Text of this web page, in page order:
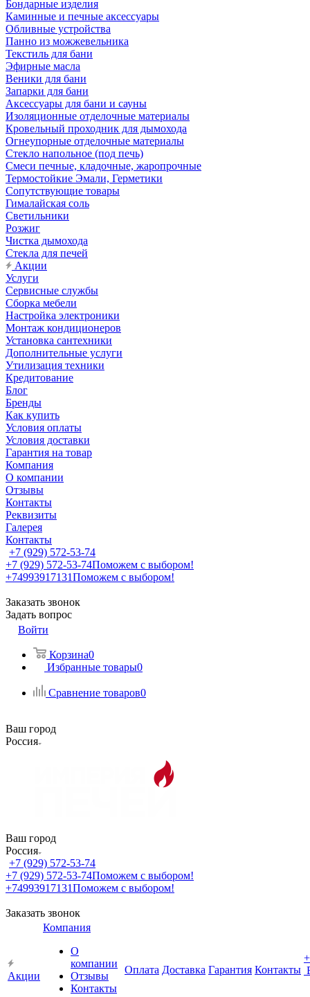
Бондарные изделия
Каминные и печные аксессуары
Обливные устройства
Панно из можжевельника
Текстиль для бани
Эфирные масла
Веники для бани
Запарки для бани
Аксессуары для бани и сауны
Изоляционные отделочные материалы
Кровельный проходник для дымохода
Огнеупорные отделочные материалы
Стекло напольное (под печь)
Смеси печные, кладочные, жаропрочные
Термостойкие Эмали, Герметики
Сопутствующие товары
Гималайская соль
Светильники
Розжиг
Чистка дымохода
Стекла для печей
Акции
Услуги
Сервисные службы
Сборка мебели
Настройка электроники
Монтаж кондиционеров
Установка сантехники
Дополнительные услуги
Утилизация техники
Кредитование
Блог
Бренды
Как купить
Условия оплаты
Условия доставки
Гарантия на товар
Компания
О компании
Отзывы
Контакты
Реквизиты
Галерея
Контакты
+7 (929) 572-53-74
+7 (929) 572-53-74Поможем с выбором!
+74993917131Поможем с выбором!
Заказать звонок
Задать вопрос
Войти
Корзина0
Избранные товары0
Сравнение товаров0
Ваш город
Россия
Ваш город
Россия
+7 (929) 572-53-74
+7 (929) 572-53-74Поможем с выбором!
+74993917131Поможем с выбором!
Заказать звонок
Акции
Компания
О
компании
Отзывы
Контакты
Оплата Доставка Гарантия Контакты
+